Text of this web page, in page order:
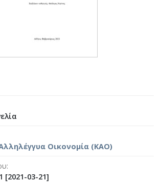
Οικονομία (ΚΑΟ)
[2021-03-21]